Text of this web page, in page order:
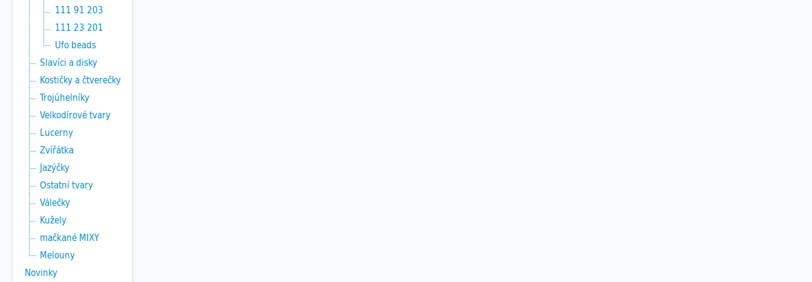
111 91 203
111 23 201
Ufo beads
Slavíci a disky
Kostičky a čtverečky
Trojúhelníky
Velkodírové tvary
Lucerny
Zvířátka
Jazýčky
Ostatní tvary
Válečky
Kužely
mačkané MIXY
Melouny
Novinky